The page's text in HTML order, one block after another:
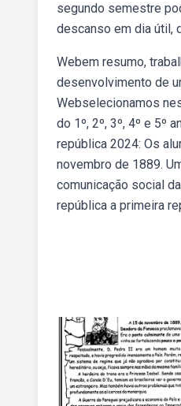
segundo semestre
descanso em dia útil,
Webem resumo,
desenvolvimento de
Webselecionamos
do 1º, 2º, 3º, 4º e 5º
república 2024: Os
novembro de 1889.
comunicação social
república a primeira